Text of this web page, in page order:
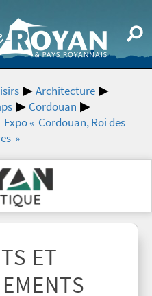
Architecture
Cordouan
« Cordouan, Roi des
»
ET